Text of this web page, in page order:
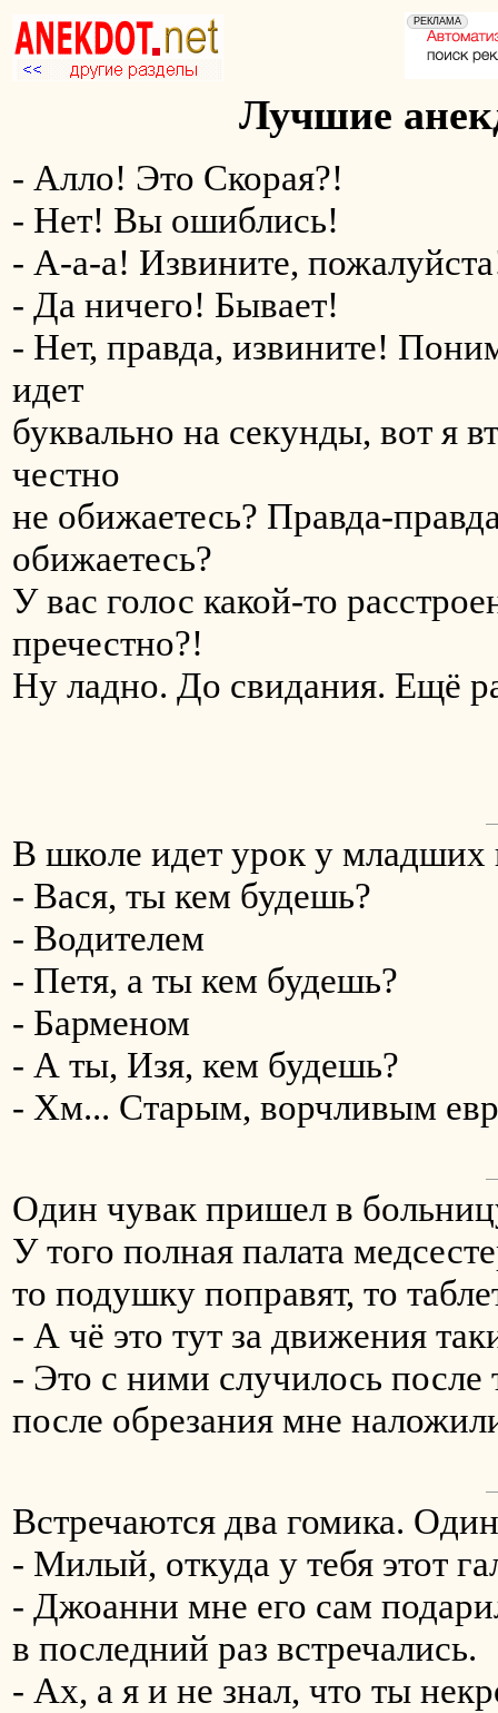
Лучшие
- Алло! Это Скорая?!
- Нет! Вы ошиблись!
- А-а-а! Извините,
- Да ничего! Бывает!
- Нет, правда, извините!
идет
буквально на секунды, вот я
честно
не обижаетесь? Правда-
обижаетесь?
У вас голос какой-то
пречестно?!
Ну ладно. До свидания. Ещё
В школе идет урок у младших
- Вася, ты кем будешь?
- Водителем
- Петя, а ты кем будешь?
- Барменом
- А ты, Изя, кем будешь?
- Хм... Старым, ворчливым
Один чувак пришел в
У того полная палата
то подушку поправят, то
- А чё это тут за движения
- Это с ними случилось после
после обрезания мне
Встречаются два гомика.
- Милый, откуда у тебя этот
- Джоанни мне его сам
в последний раз встречались.
- Ах, а я и не знал, что ты